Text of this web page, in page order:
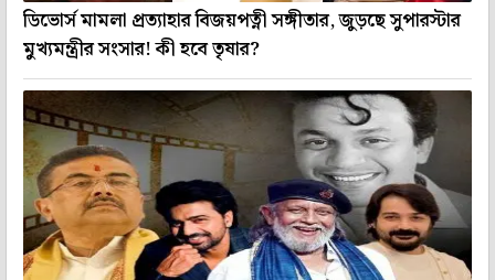
ডিভোর্স মামলা প্রত্যাহার বিজয়পত্নী সঙ্গীতার, জুড়ছে সুপারস্টার
মুখ্যমন্ত্রীর সংসার! কী হবে তৃষার?